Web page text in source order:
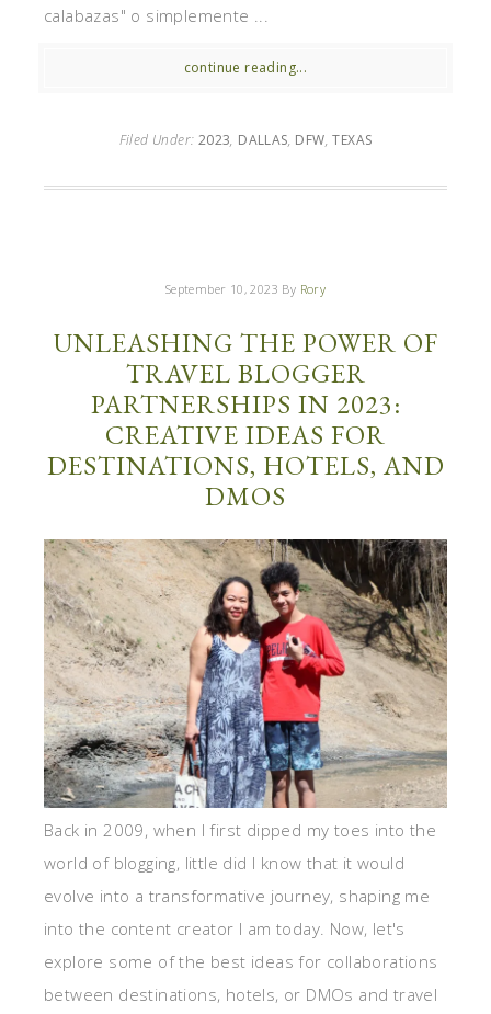
calabazas" o simplemente ...
continue reading...
Filed Under: 2023, DALLAS, DFW,TEXAS
September 10, 2023 By Rory
UNLEASHING THE POWER OF
TRAVEL BLOGGER
PARTNERSHIPS IN 2023:
CREATIVE IDEAS FOR
DESTINATIONS, HOTELS, AND
DMOS
Back in 2009, when I first dipped my toes into the
world of blogging, little did I know that it would
evolve into a transformative journey, shaping me
into the content creator I am today. Now, let's
explore some of the best ideas for collaborations
between destinations, hotels, or DMOs and travel